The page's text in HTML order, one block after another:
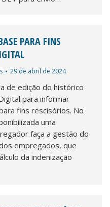
PARA FINS
29 de abril de 2024
de edição do histórico
para informar
fins rescisórios. No
uma
faça a gestão do
empregados, que
da indenização